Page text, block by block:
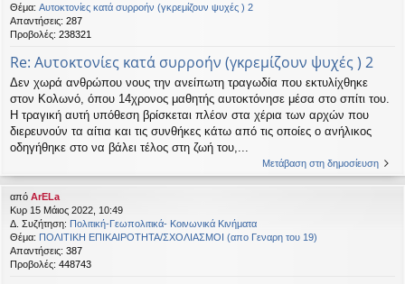
Θέμα: Αυτοκτονίες κατά συρροήν (γκρεμίζουν ψυχές ) 2
Απαντήσεις: 287
Προβολές: 238321
Re: Αυτοκτονίες κατά συρροήν (γκρεμίζουν ψυχές ) 2
Δεν χωρά ανθρώπου νους την ανείπωτη τραγωδία που εκτυλίχθηκε
στον Κολωνό, όπου 14χρονος μαθητής αυτοκτόνησε μέσα στο σπίτι του.
Η τραγική αυτή υπόθεση βρίσκεται πλέον στα χέρια των αρχών που
διερευνούν τα αίτια και τις συνθήκες κάτω από τις οποίες ο ανήλικος
οδηγήθηκε στο να βάλει τέλος στη ζωή του,...
Μετάβαση στη δημοσίευση
από ArELa
Κυρ 15 Μάιος 2022, 10:49
Δ. Συζήτηση: Πολιτική-Γεωπολιτικά- Κοινωνικά Κινήματα
Θέμα: ΠΟΛΙΤΙΚΗ ΕΠΙΚΑΙΡΟΤΗΤΑ/ΣΧΟΛΙΑΣΜΟΙ (απο Γεναρη του 19)
Απαντήσεις: 387
Προβολές: 448743